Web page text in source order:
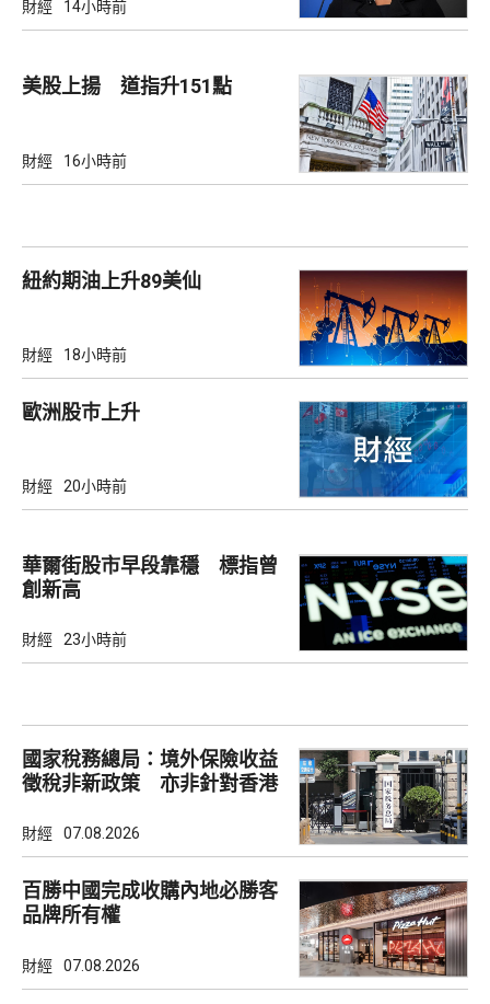
財經 14小時前
美股上揚 道指升151點
財經 16小時前
紐約期油上升89美仙
財經 18小時前
歐洲股巿上升
財經 20小時前
華爾街股市早段靠穩 標指曾
創新高
財經 23小時前
國家稅務總局：境外保險收益
徵稅非新政策 亦非針對香港
財經 07.08.2026
百勝中國完成收購內地必勝客
品牌所有權
財經 07.08.2026